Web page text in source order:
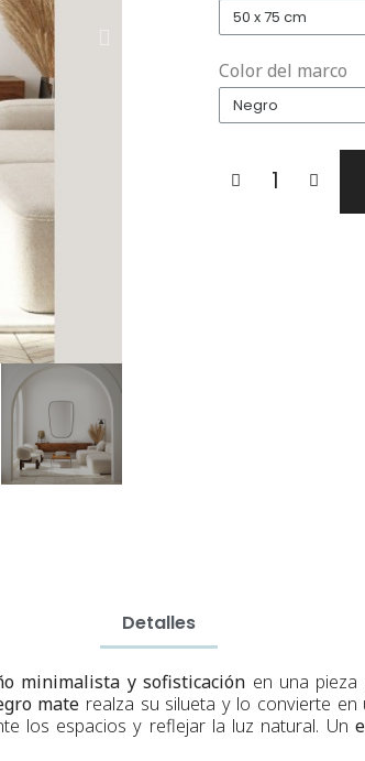
Color del marco
Detalles
minimalista y sofisticación en una
mate realza su silueta y lo convierte
los espacios y reflejar la luz natural. Un